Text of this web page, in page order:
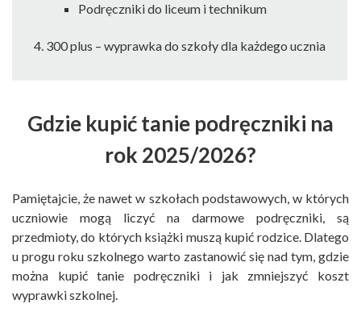
Podręczniki do liceum i technikum
300 plus – wyprawka do szkoły dla każdego ucznia
Gdzie kupić tanie podręczniki na
rok 2025/2026?
Pamiętajcie, że nawet w szkołach podstawowych, w których
uczniowie mogą liczyć na darmowe podręczniki, są
przedmioty, do których książki muszą kupić rodzice. Dlatego
u progu roku szkolnego warto zastanowić się nad tym, gdzie
można kupić tanie podręczniki i jak zmniejszyć koszt
wyprawki szkolnej.